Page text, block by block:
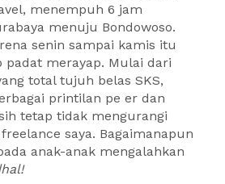
menempuh 6 jam
menuju Bondowoso.
senin sampai kamis itu
padat merayap. Mulai dari
total tujuh belas SKS,
printilan pe er dan
tetap tidak mengurangi
saya. Bagaimanapun
anak-anak mengalahkan